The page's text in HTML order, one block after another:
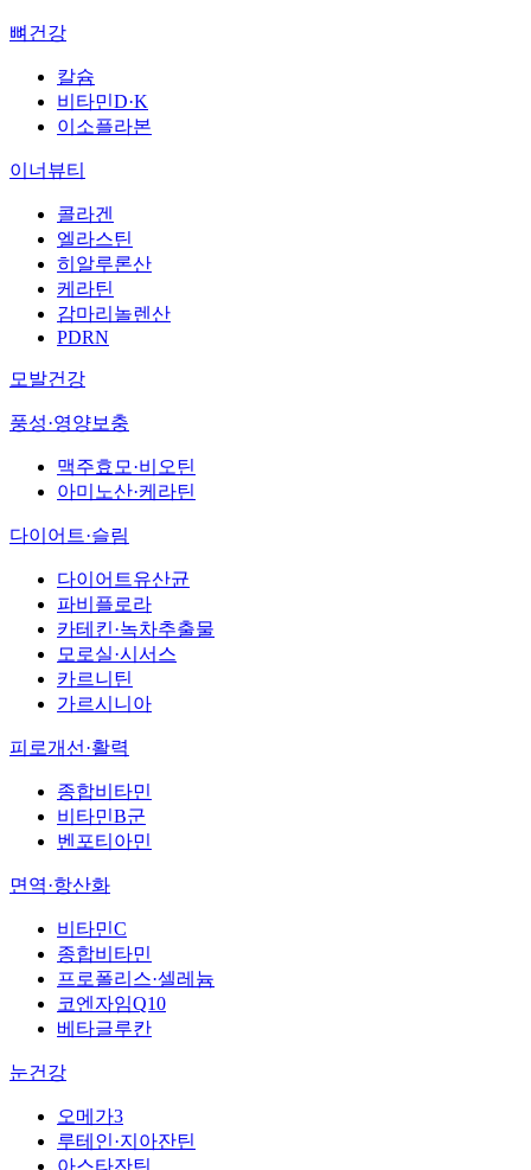
뼈건강
칼슘
비타민D·K
이소플라본
이너뷰티
콜라겐
엘라스틴
히알루론산
케라틴
감마리놀렌산
PDRN
모발건강
풍성·영양보충
맥주효모·비오틴
아미노산·케라틴
다이어트·슬림
다이어트유산균
파비플로라
카테킨·녹차추출물
모로실·시서스
카르니틴
가르시니아
피로개선·활력
종합비타민
비타민B군
벤포티아민
면역·항산화
비타민C
종합비타민
프로폴리스·셀레늄
코엔자임Q10
베타글루칸
눈건강
오메가3
루테인·지아잔틴
아스타잔틴